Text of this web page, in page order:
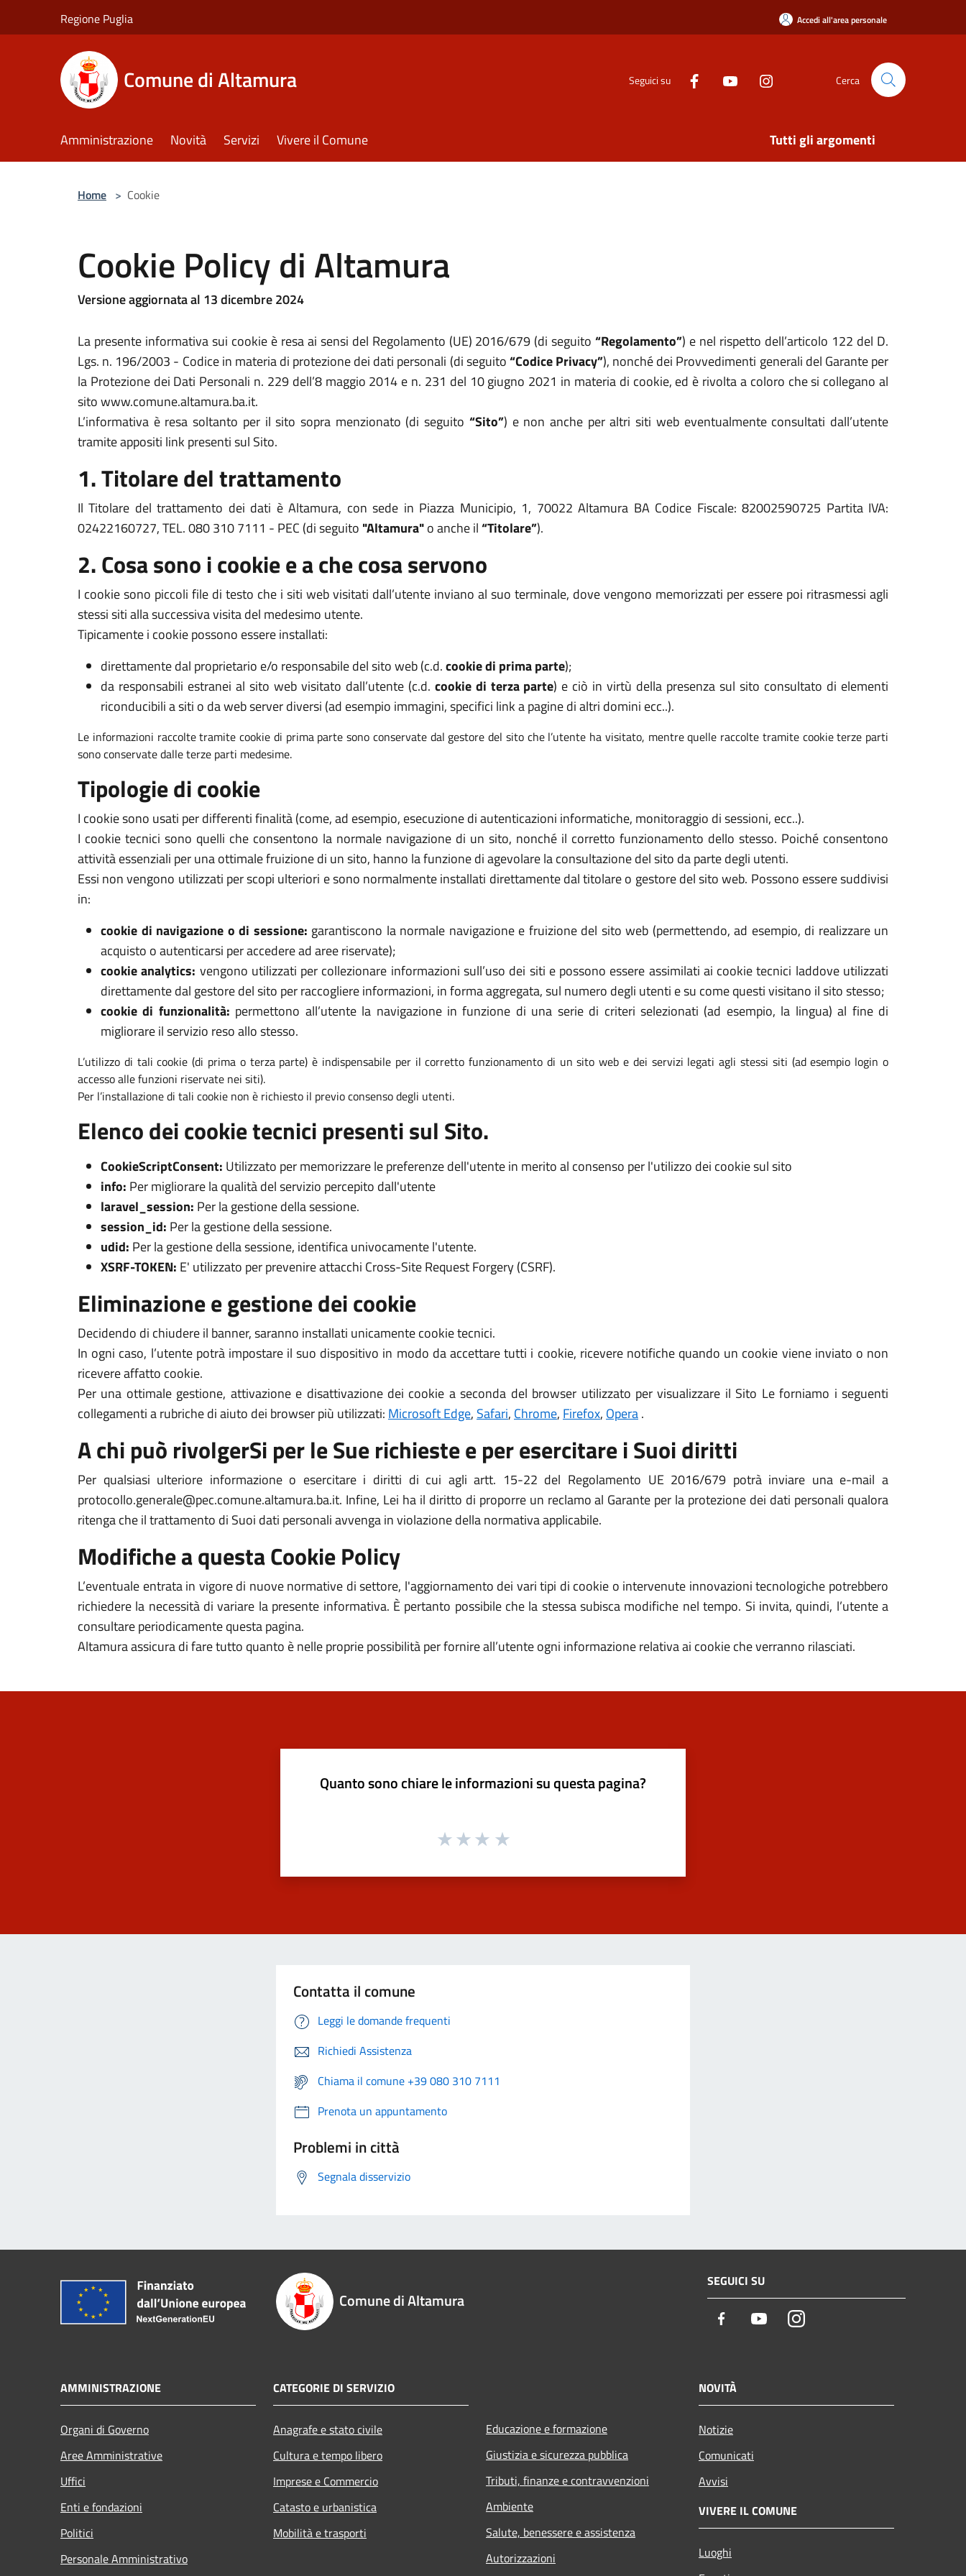
Regione Puglia Accedi all'area personale
Comune di Altamura Seguici su Cerca
Amministrazione Novità Servizi Vivere il Comune Tutti gli argomenti
Home > Cookie
Cookie Policy di Altamura
Versione aggiornata al 13 dicembre 2024
La presente informativa sui cookie è resa ai sensi del Regolamento (UE) 2016/679 (di seguito“Regolamento”) e nel rispetto dell’articolo 122 del D.
Lgs. n. 196/2003 - Codice in materia di protezione dei dati personali (di seguito“Codice Privacy”), nonché dei Provvedimenti generali del Garante per
la Protezione dei Dati Personali n. 229 dell’8 maggio 2014 e n. 231 del 10 giugno 2021 in materia di cookie, ed è rivolta a coloro che si collegano al
sito www.comune.altamura.ba.it.
L’informativa è resa soltanto per il sito sopra menzionato (di seguito “Sito”) e non anche per altri siti web eventualmente consultati dall’utente
tramite appositi link presenti sul Sito.
1. Titolare del trattamento
Il Titolare del trattamento dei dati è Altamura, con sede in Piazza Municipio, 1, 70022 Altamura BA Codice Fiscale: 82002590725 Partita IVA:
02422160727, TEL. 080 310 7111 - PEC (di seguito "Altamura"o anche il“Titolare”).
2. Cosa sono i cookie e a che cosa servono
I cookie sono piccoli file di testo che i siti web visitati dall’utente inviano al suo terminale, dove vengono memorizzati per essere poi ritrasmessi agli
stessi siti alla successiva visita del medesimo utente.
Tipicamente i cookie possono essere installati:
direttamente dal proprietario e/o responsabile del sito web (c.d.cookie di prima parte);
da responsabili estranei al sito web visitato dall’utente (c.d. cookie di terza parte) e ciò in virtù della presenza sul sito consultato di elementi
riconducibili a siti o da web server diversi (ad esempio immagini, specifici link a pagine di altri domini ecc..).
Le informazioni raccolte tramite cookie di prima parte sono conservate dal gestore del sito che l’utente ha visitato, mentre quelle raccolte tramite cookie terze parti
sono conservate dalle terze parti medesime.
Tipologie di cookie
I cookie sono usati per differenti finalità (come, ad esempio, esecuzione di autenticazioni informatiche, monitoraggio di sessioni, ecc..).
I cookie tecnici sono quelli che consentono la normale navigazione di un sito, nonché il corretto funzionamento dello stesso. Poiché consentono
attività essenziali per una ottimale fruizione di un sito, hanno la funzione di agevolare la consultazione del sito da parte degli utenti.
Essi non vengono utilizzati per scopi ulteriori e sono normalmente installati direttamente dal titolare o gestore del sito web. Possono essere suddivisi
in:
cookie di navigazione o di sessione: garantiscono la normale navigazione e fruizione del sito web (permettendo, ad esempio, di realizzare un
acquisto o autenticarsi per accedere ad aree riservate);
cookie analytics: vengono utilizzati per collezionare informazioni sull’uso dei siti e possono essere assimilati ai cookie tecnici laddove utilizzati
direttamente dal gestore del sito per raccogliere informazioni, in forma aggregata, sul numero degli utenti e su come questi visitano il sito stesso;
cookie di funzionalità: permettono all’utente la navigazione in funzione di una serie di criteri selezionati (ad esempio, la lingua) al fine di
migliorare il servizio reso allo stesso.
L’utilizzo di tali cookie (di prima o terza parte) è indispensabile per il corretto funzionamento di un sito web e dei servizi legati agli stessi siti (ad esempio login o
accesso alle funzioni riservate nei siti).
Per l’installazione di tali cookie non è richiesto il previo consenso degli utenti.
Elenco dei cookie tecnici presenti sul Sito.
CookieScriptConsent: Utilizzato per memorizzare le preferenze dell'utente in merito al consenso per l'utilizzo dei cookie sul sito
info: Per migliorare la qualità del servizio percepito dall'utente
laravel_session: Per la gestione della sessione.
session_id: Per la gestione della sessione.
udid: Per la gestione della sessione, identifica univocamente l'utente.
XSRF-TOKEN: E' utilizzato per prevenire attacchi Cross-Site Request Forgery (CSRF).
Eliminazione e gestione dei cookie
Decidendo di chiudere il banner, saranno installati unicamente cookie tecnici.
In ogni caso, l’utente potrà impostare il suo dispositivo in modo da accettare tutti i cookie, ricevere notifiche quando un cookie viene inviato o non
ricevere affatto cookie.
Per una ottimale gestione, attivazione e disattivazione dei cookie a seconda del browser utilizzato per visualizzare il Sito Le forniamo i seguenti
collegamenti a rubriche di aiuto dei browser più utilizzati: Microsoft Edge, Safari, Chrome, Firefox, Opera.
A chi può rivolgerSi per le Sue richieste e per esercitare i Suoi diritti
Per qualsiasi ulteriore informazione o esercitare i diritti di cui agli artt. 15-22 del Regolamento UE 2016/679 potrà inviare una e-mail a
protocollo.generale@pec.comune.altamura.ba.it. Infine, Lei ha il diritto di proporre un reclamo al Garante per la protezione dei dati personali qualora
ritenga che il trattamento di Suoi dati personali avvenga in violazione della normativa applicabile.
Modifiche a questa Cookie Policy
L’eventuale entrata in vigore di nuove normative di settore, l'aggiornamento dei vari tipi di cookie o intervenute innovazioni tecnologiche potrebbero
richiedere la necessità di variare la presente informativa. È pertanto possibile che la stessa subisca modifiche nel tempo. Si invita, quindi, l’utente a
consultare periodicamente questa pagina.
Altamura assicura di fare tutto quanto è nelle proprie possibilità per fornire all’utente ogni informazione relativa ai cookie che verranno rilasciati.
Quanto sono chiare le informazioni su questa pagina?
Contatta il comune
Leggi le domande frequenti
Richiedi Assistenza
Chiama il comune +39 080 310 7111
Prenota un appuntamento
Problemi in città
Segnala disservizio
Comune di Altamura
SEGUICI SU
Facebook YoutubeInstagram
AMMINISTRAZIONE
Organi di Governo
Aree Amministrative
Uffici
Enti e fondazioni
Politici
Personale Amministrativo
CATEGORIE DI SERVIZIO
Anagrafe e stato civile
Cultura e tempo libero
Imprese e Commercio
Catasto e urbanistica
Mobilità e trasporti
Educazione e formazione
Giustizia e sicurezza pubblica
Tributi, finanze e contravvenzioni
Ambiente
Salute, benessere e assistenza
Autorizzazioni
NOVITÀ
Notizie
Comunicati
Avvisi
VIVERE IL COMUNE
Luoghi